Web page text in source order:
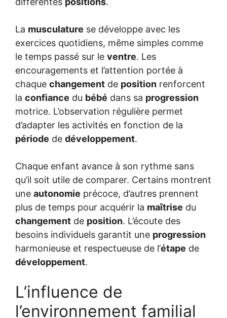
La musculature se développe avec les
exercices quotidiens, même simples comme
le temps passé sur le ventre. Les
encouragements et l’attention portée à
chaque changement de position renforcent
la confiance du bébé dans sa progression
motrice. L’observation régulière permet
d’adapter les activités en fonction de la
période de développement.
Chaque enfant avance à son rythme sans
qu’il soit utile de comparer. Certains montrent
une autonomie précoce, d’autres prennent
plus de temps pour acquérir la maîtrise du
changement de position. L’écoute des
besoins individuels garantit une progression
harmonieuse et respectueuse de l’étape de
développement.
L’influence de
l’environnement familial